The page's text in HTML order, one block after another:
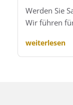
Werden Sie
Wir führen
weiterlesen